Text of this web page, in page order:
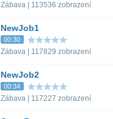
Zábava | 113536 zobrazení
NewJob1
00:30
Zábava | 117829 zobrazení
NewJob2
00:34
Zábava | 117227 zobrazení